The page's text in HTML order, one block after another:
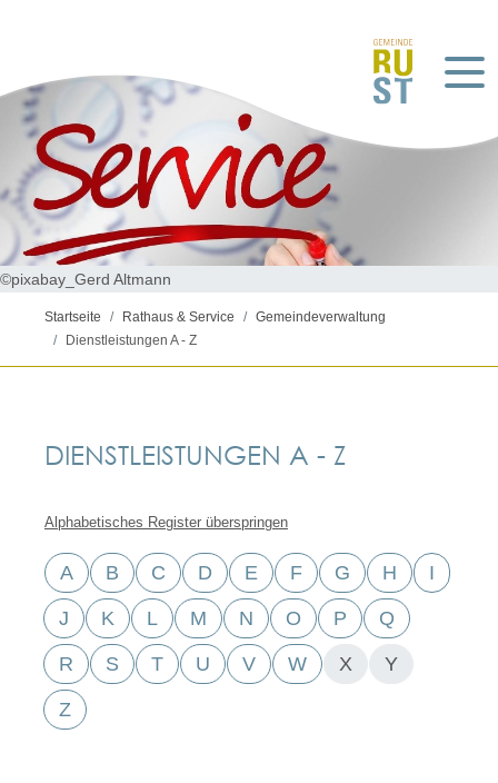
©pixabay_Gerd Altmann
Startseite Rathaus & Service
Gemeindeverwaltung
Dienstleistungen A - Z
DIENSTLEISTUNGEN A - Z
Alphabetisches Register überspringen
A B C D E F G H I
J K L M N O P Q
R S T U V W X Y
Z